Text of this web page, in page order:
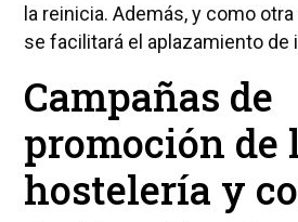
la reinicia. Además, y como
se facilitará el aplazamiento
Campañas de
promoción de
hostelería y